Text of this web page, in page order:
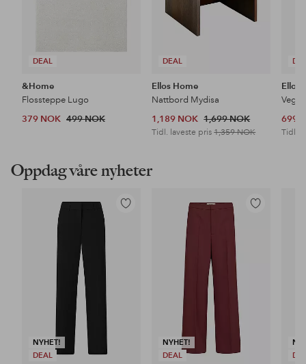
DEAL
&Home
Flossteppe Lugo
379 NOK 499 NOK
DEAL
Ellos Home
Nattbord Mydisa
1,189 NOK 1,699 NOK
Tidl. laveste pris1,359 NOK
Ellos
699
Tidl.
Oppdag våre nyheter
NYHET!
DEAL
Legg
NYHET!
DEAL
Legg